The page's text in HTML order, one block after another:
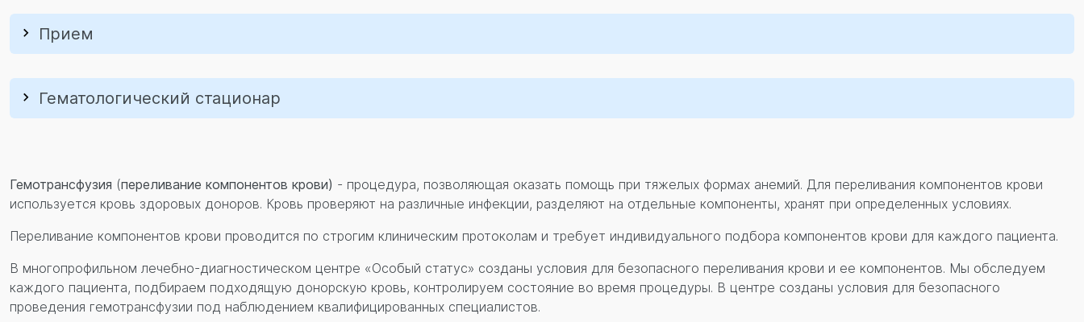
Прием
Гематологический стационар
Гемотрансфузия (переливание компонентов крови) - процедура, позволяющая оказать помощь при тяжелых формах анемий. Для переливания компонентов крови
используется кровь здоровых доноров. Кровь проверяют на различные инфекции, разделяют на отдельные компоненты, хранят при определенных условиях.
Переливание компонентов крови проводится по строгим клиническим протоколам и требует индивидуального подбора компонентов крови для каждого пациента.
В многопрофильном лечебно-диагностическом центре «Особый статус» созданы условия для безопасного переливания крови и ее компонентов. Мы обследуем
каждого пациента, подбираем подходящую донорскую кровь, контролируем состояние во время процедуры. В центре созданы условия для безопасного
проведения гемотрансфузии под наблюдением квалифицированных специалистов.